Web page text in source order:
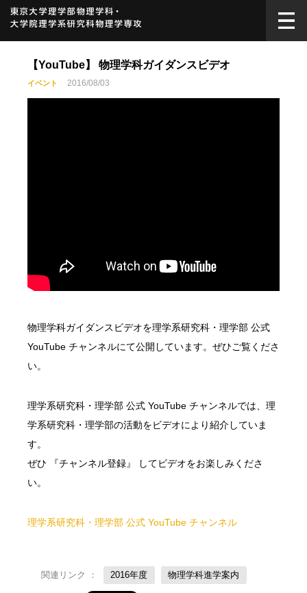
【YouTube】 物理学科ガイダンスビデオ
イベント 2016/08/03
物理学科ガイダンスビデオを理学系研究科・理学部 公式
YouTube チャンネルにて公開しています。ぜひご覧くださ
い。
理学系研究科・理学部 公式 YouTube チャンネルでは、理
学系研究科・理学部の活動をビデオにより紹介していま
す。
ぜひ 『チャンネル登録』 してビデオをお楽しみくださ
い。
理学系研究科・理学部 公式 YouTube チャンネル
関連リンク ： 2016年度 物理学科進学案内